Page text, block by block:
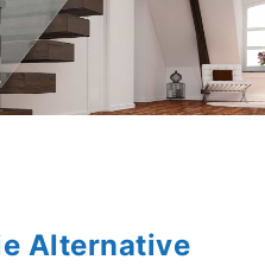
Alternative